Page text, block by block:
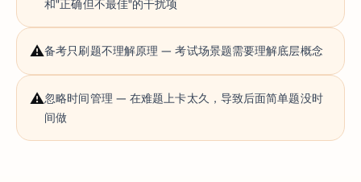
和"正确但不最佳"的干扰项
⚠️备考只刷题不理解原理 — 考试场景题需要理解底层概念
⚠️忽略时间管理 — 在难题上卡太久，导致后面简单题没时
间做